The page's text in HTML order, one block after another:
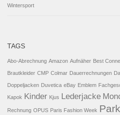
Wintersport
TAGS
Abo-Abrechnung Amazon Aufnäher Best
Brautkleider CMP Colmar Dauerrechnungen
Doppeljacken Duvetica eBay Emblem
Kapok Kinder Kjus Lederjacke
Rechnung OPUS Paris Fashion Week